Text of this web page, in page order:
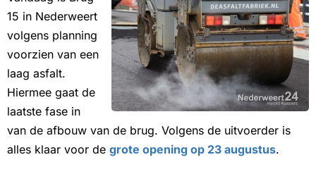
15 in Nederweert
volgens planning
voorzien van een
laag asfalt.
Hiermee gaat de
laatste fase in
van de afbouw van de brug. Volgens de uitvoerder is
alles klaar voor de grote opening op 23 augustus.